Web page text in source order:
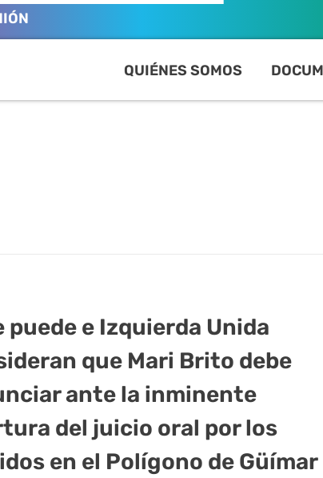
QUIÉNES SOMOS
puede e Izquierda Unida
que Mari Brito debe
ante la inminente
del juicio oral por los
en el Polígono de Güímar